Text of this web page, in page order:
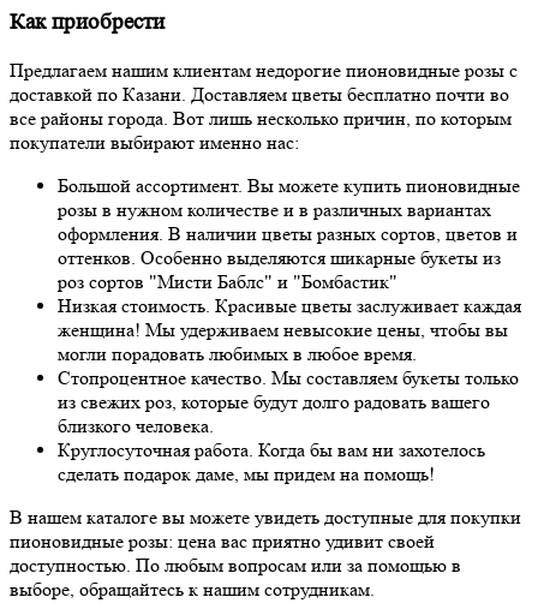
Как приобрести
Предлагаем нашим клиентам недорогие пионовидные розы с
доставкой по Казани. Доставляем цветы бесплатно почти во
все районы города. Вот лишь несколько причин, по которым
покупатели выбирают именно нас:
Большой ассортимент. Вы можете купить пионовидные
розы в нужном количестве и в различных вариантах
оформления. В наличии цветы разных сортов, цветов и
оттенков. Особенно выделяются шикарные букеты из
роз сортов "Мисти Баблс" и "Бомбастик"
Низкая стоимость. Красивые цветы заслуживает каждая
женщина! Мы удерживаем невысокие цены, чтобы вы
могли порадовать любимых в любое время.
Стопроцентное качество. Мы составляем букеты только
из свежих роз, которые будут долго радовать вашего
близкого человека.
Круглосуточная работа. Когда бы вам ни захотелось
сделать подарок даме, мы придем на помощь!
В нашем каталоге вы можете увидеть доступные для покупки
пионовидные розы: цена вас приятно удивит своей
доступностью. По любым вопросам или за помощью в
выборе, обращайтесь к нашим сотрудникам.